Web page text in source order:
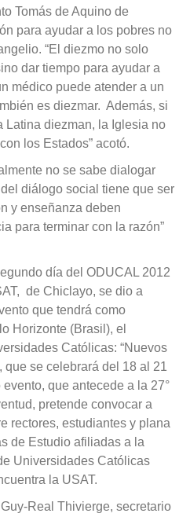
Tomás de Aquino de
para ayudar a los pobres no
“El diezmo no solo
dar tiempo para ayudar a
médico puede atender a un
es diezmar. Además, si
Latina diezman, la Iglesia no
los Estados” acotó.
no se sabe dialogar
diálogo social tiene que ser
y enseñanza deben
para terminar con la razón”
día del ODUCAL 2012
de Chiclayo, se dio a
que tendrá como
Horizonte (Brasil), el
Católicas: “Nuevos
que se celebrará del 18 al 21
que antecede a la 27°
pretende convocar a
rectores, estudiantes y plana
de Estudio afiliadas a la
Universidades Católicas
la USAT.
Real Thivierge, secretario